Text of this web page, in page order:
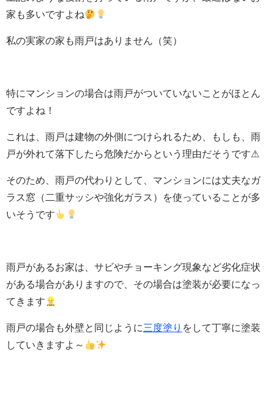
家も多いですよね
私の実家の家も雨戸はありません（笑）
特にマンションの場合は雨戸がついていないことがほとん
ですよね！
これは、雨戸は建物の外側につけられるため、もしも、雨
戸が外れて落下したら危険だからという理由だそうです⚠
そのため、雨戸の代わりとして、マンションには丈夫なガ
ラス窓（二重サッシや強化ガラス）を使っていることが多
いそうです
雨戸があるお家は、サビやチョーキング現象など劣化症状
がある場合がありますので、その場合は塗装が必要になっ
てきます
雨戸の場合も外壁と同じように三度塗り をして丁寧に塗装
していきますよ～